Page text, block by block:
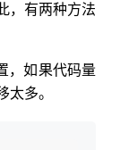
，有两种方法
，如果代码量
太多。